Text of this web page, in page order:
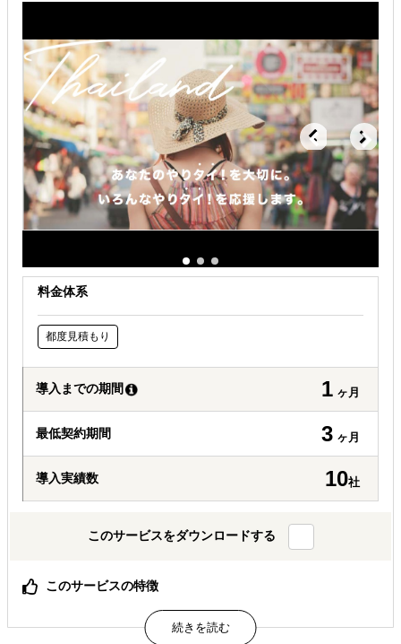
自社商材の現地でのニーズを知りたい
店舗出店のサポートをして欲しい
料金体系
都度見積もり
導入までの期間 1 ヶ月
最低契約期間 3 ヶ月
導入実績数 10社
このサービスをダウンロードする
このサービスの特徴
レスポンスがはやい！現地在住者が直接動きます。